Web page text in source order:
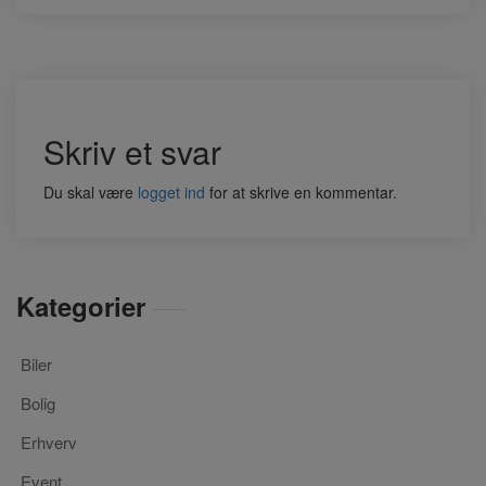
Skriv et svar
Du skal være logget ind for at skrive en kommentar.
Kategorier
Biler
Bolig
Erhverv
Event